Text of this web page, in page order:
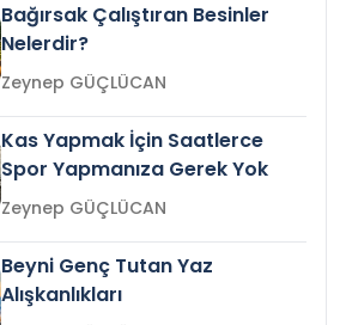
Bağırsak Çalıştıran Besinler
Nelerdir?
Zeynep GÜÇLÜCAN
Kas Yapmak İçin Saatlerce
Spor Yapmanıza Gerek Yok
Zeynep GÜÇLÜCAN
Beyni Genç Tutan Yaz
Alışkanlıkları